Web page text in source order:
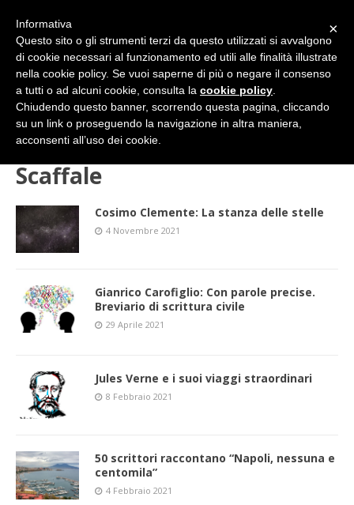
CULTURA Scaffale
Scaffale
Cosimo Clemente: La stanza delle stelle
4 Novembre 2021
Gianrico Carofiglio: Con parole precise.
Breviario di scrittura civile
29 Aprile 2021
Jules Verne e i suoi viaggi straordinari
8 Febbraio 2021
50 scrittori raccontano “Napoli, nessuna e
centomila”
4 Febbraio 2021
×
Informativa
Questo sito o gli strumenti terzi da questo utilizzati si avvalgono
di cookie necessari al funzionamento ed utili alle finalità illustrate
nella cookie policy. Se vuoi saperne di più o negare il consenso
a tutti o ad alcuni cookie, consulta la cookie policy
Chiudendo questo banner, scorrendo questa pagina, cliccando
su un link o proseguendo la navigazione in altra maniera,
acconsenti all’uso dei cookie.